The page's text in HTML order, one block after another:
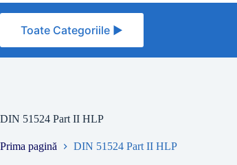
Toate Categoriile ►
DIN 51524 Part II HLP
Prima pagină DIN 51524 Part II HLP